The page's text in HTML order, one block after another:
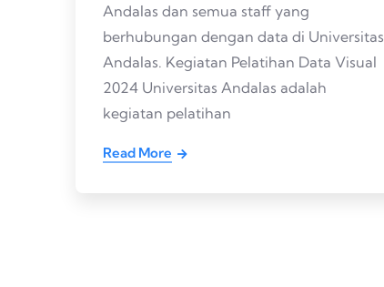
Andalas dan semua staff yang
berhubungan dengan data di Universitas
Andalas. Kegiatan Pelatihan Data Visual
2024 Universitas Andalas adalah
kegiatan pelatihan
Read More